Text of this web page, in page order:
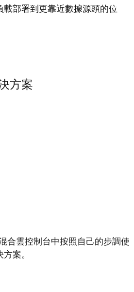
載部署到更靠近數據源頭的位
方案
合雲控制台中按照自己的步調使
案。